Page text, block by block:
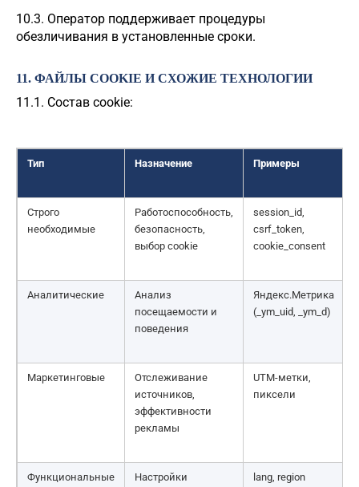
10.3. Оператор поддерживает процедуры
обезличивания в установленные сроки.
11. ФАЙЛЫ COOKIE И СХОЖИЕ ТЕХНОЛОГИИ
11.1. Состав cookie:
Тип Назначение Примеры
Строго
необходимые
Работоспособность,
безопасность,
выбор cookie
session_id,
csrf_token,
cookie_consent
Аналитические
Анализ
посещаемости и
поведения
Яндекс.Метрика
(_ym_uid, _ym_d)
Маркетинговые
Отслеживание
источников,
эффективности
рекламы
UTM-метки,
пиксели
Функциональные
Настройки
lang, region